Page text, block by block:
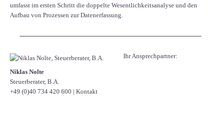
umfasst im ersten Schritt die doppelte Wesentlichkeitsanalyse und den
Aufbau von Prozessen zur Datenerfassung.
Ihr Ansprechpartner:
Niklas Nolte
Steuerberater, B.A.
+49 (0)40 734 420 600 | Kontakt